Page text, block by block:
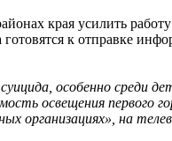
края усилить
к отправке
особенно среди
освещения первого
организациях», на